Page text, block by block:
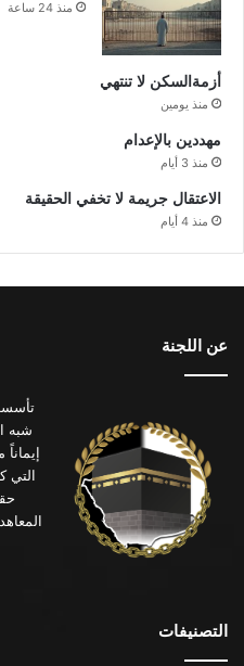
منذ 24 ساعة
أزمةالسكن لا تنتهي
منذ يومين
مهددين بالإعدام
منذ 3 أيام
الاعتقال جريمة لا تخفي الحقيقة
منذ 4 أيام
عن اللجنة
التي
التصنيفات